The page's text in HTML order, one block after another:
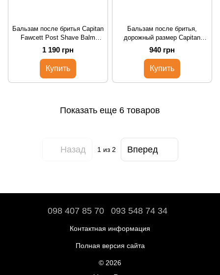
Бальзам после бритья Capitan
Fawcett Post Shave Balm
125ml
1 190 грн
Купить
Бальзам после бритья,
дорожный размер Capitan
Fawcett Post Shave Balm
Travel Sale
940 грн
Купить
Показать еще 6 товаров
Назад 1из 2 Вперед
098 407 85 70 093 548 74 34
Контактная информация
Полная версия сайта
© 2026